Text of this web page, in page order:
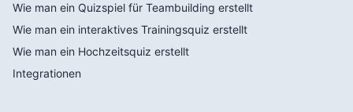
Wie man ein Quizspiel für Teambuilding erstellt
Wie man ein interaktives Trainingsquiz erstellt
Wie man ein Hochzeitsquiz erstellt
Integrationen